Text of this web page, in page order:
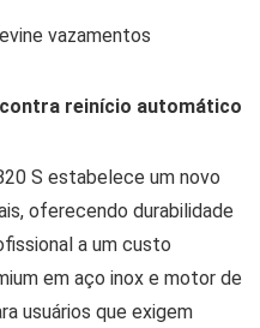
vazamentos
reinício automático
S estabelece um novo
oferecendo durabilidade
a um custo
em aço inox e motor de
usuários que exigem